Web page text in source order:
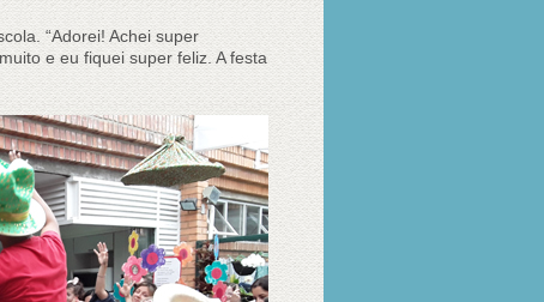
“Adorei! Achei super
e eu fiquei super feliz. A festa